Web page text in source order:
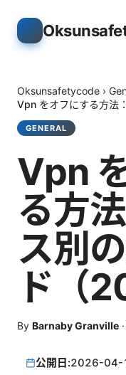
Oksunsafetycode ›
Vpn をオフにする方法
GENERAL
Vpn
る方
ス別
ド（
By Barnaby Granville ·
公開日:2026-04-